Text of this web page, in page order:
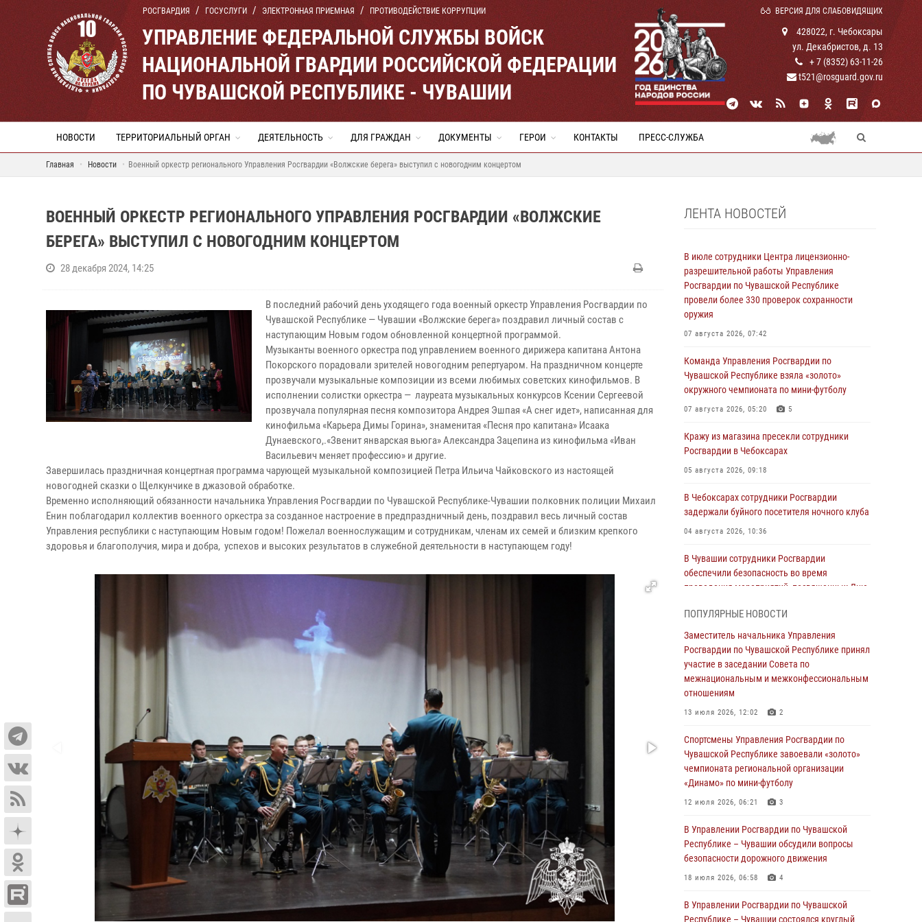
РОСГВАРДИЯ ГОСУСЛУГИ ЭЛЕКТРОННАЯ ПРИЕМНАЯ ПРОТИВОДЕЙСТВИЕ КОРРУПЦИИ ВЕРСИЯ ДЛЯ СЛАБОВИДЯЩИХ
УПРАВЛЕНИЕ ФЕДЕРАЛЬНОЙ СЛУЖБЫ ВОЙСК
НАЦИОНАЛЬНОЙ ГВАРДИИ РОССИЙСКОЙ ФЕДЕРАЦИИ
ПО ЧУВАШСКОЙ РЕСПУБЛИКЕ - ЧУВАШИИ
428022, г. Чебоксары
ул. Декабристов, д. 13
+ 7 (8352) 63-11-26
t521@rosguard.gov.ru
НОВОСТИ ТЕРРИТОРИАЛЬНЫЙ ОРГАН ДЕЯТЕЛЬНОСТЬ ДЛЯ ГРАЖДАН ДОКУМЕНТЫ ГЕРОИ КОНТАКТЫ ПРЕСС-СЛУЖБА
Главная Новости Военный оркестр регионального Управления Росгвардии «Волжские берега» выступил с новогодним концертом
ВОЕННЫЙ ОРКЕСТР РЕГИОНАЛЬНОГО УПРАВЛЕНИЯ РОСГВАРДИИ «ВОЛЖСКИЕ
БЕРЕГА» ВЫСТУПИЛ С НОВОГОДНИМ КОНЦЕРТОМ
28 декабря 2024, 14:25
В последний рабочий день уходящего года военный оркестр Управления Росгвардии по
Чувашской Республике — Чувашии «Волжские берега» поздравил личный состав с
наступающим Новым годом обновленной концертной программой.
Музыканты военного оркестра под управлением военного дирижера капитана Антона
Покорского порадовали зрителей новогодним репертуаром. На праздничном концерте
прозвучали музыкальные композиции из всеми любимых советских кинофильмов. В
исполнении солистки оркестра — лауреата музыкальных конкурсов Ксении Сергеевой
прозвучала популярная песня композитора Андрея Эшпая «А снег идет», написанная для
кинофильма «Карьера Димы Горина», знаменитая «Песня про капитана» Исаака
Дунаевского,.«Звенит январская вьюга» Александра Зацепина из кинофильма «Иван
Васильевич меняет профессию» и другие.
Завершилась праздничная концертная программа чарующей музыкальной композицией Петра Ильича Чайковского из настоящей
новогодней сказки о Щелкунчике в джазовой обработке.
Временно исполняющий обязанности начальника Управления Росгвардии по Чувашской Республике-Чувашии полковник полиции Михаил
Енин поблагодарил коллектив военного оркестра за созданное настроение в предпраздничный день, поздравил весь личный состав
Управления республики с наступающим Новым годом! Пожелал военнослужащим и сотрудникам, членам их семей и близким крепкого
здоровья и благополучия, мира и добра, успехов и высоких результатов в служебной деятельности в наступающем году!
ЛЕНТА НОВОСТЕЙ
В июле сотрудники Центра лицензионно-
разрешительной работы Управления
Росгвардии по Чувашской Республике
провели более 330 проверок сохранности
оружия
07 августа 2026, 07:42
Команда Управления Росгвардии по
Чувашской Республике взяла «золото»
окружного чемпионата по мини-футболу
07 августа 2026, 05:20 5
Кражу из магазина пресекли сотрудники
Росгвардии в Чебоксарах
05 августа 2026, 09:18
В Чебоксарах сотрудники Росгвардии
задержали буйного посетителя ночного клуба
04 августа 2026, 10:36
В Чувашии сотрудники Росгвардии
обеспечили безопасность во время
проведения мероприятий, посвященных Дню
В июле сотрудники вневедомственной
охраны Росгвардии задержали более 200
граждан, подозреваемых в совершении
правонарушений
03 августа 2026, 08:20
В Росгвардии вспоминают российских
воинов, погибших в Первой мировой войне
1914-1918 годов
01 августа 2026, 07:19
подозреваемого в причинении тяжкого вреда
здоровью
01 августа 2026, 06:12
национальной гвардии Российской
Федерации
ПОПУЛЯРНЫЕ НОВОСТИ
Заместитель начальника Управления
Росгвардии по Чувашской Республике принял
участие в заседании Совета по
межнациональным и межконфессиональным
отношениям
13 июля 2026, 12:02 2
Спортсмены Управления Росгвардии по
Чувашской Республике завоевали «золото»
чемпионата региональной организации
«Динамо» по мини-футболу
12 июля 2026, 06:21 3
В Управлении Росгвардии по Чувашской
Республике – Чувашии обсудили вопросы
безопасности дорожного движения
18 июля 2026, 06:58 4
В Управлении Росгвардии по Чувашской
Республике – Чувашии состоялся круглый